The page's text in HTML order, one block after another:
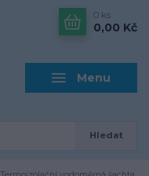
Menu
Hledat
0 ks
0,00 Kč